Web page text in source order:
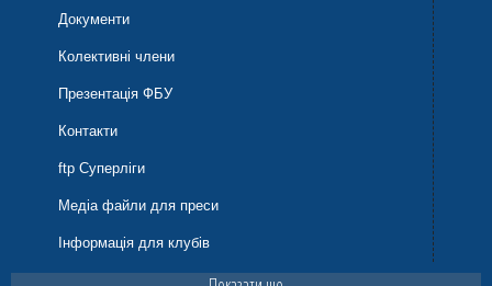
Документи
Колективні члени
Презентація ФБУ
Контакти
ftp Суперліги
Медіа файли для преси
Інформація для клубів